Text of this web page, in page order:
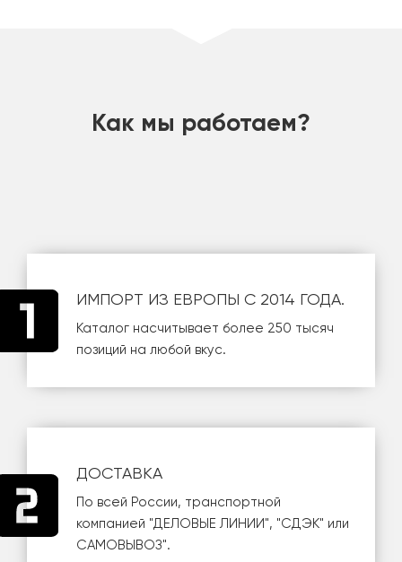
Как мы работаем?
ИМПОРТ ИЗ ЕВРОПЫ С 2014 ГОДА.
Каталог насчитывает более 250 тысяч
позиций на любой вкус.
ДОСТАВКА
По всей России, транспортной
компанией "ДЕЛОВЫЕ ЛИНИИ", "СДЭК" или
САМОВЫВОЗ".